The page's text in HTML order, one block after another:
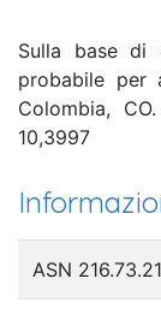
Sulla base di
probabile per
Colombia,
10,3997
ASN